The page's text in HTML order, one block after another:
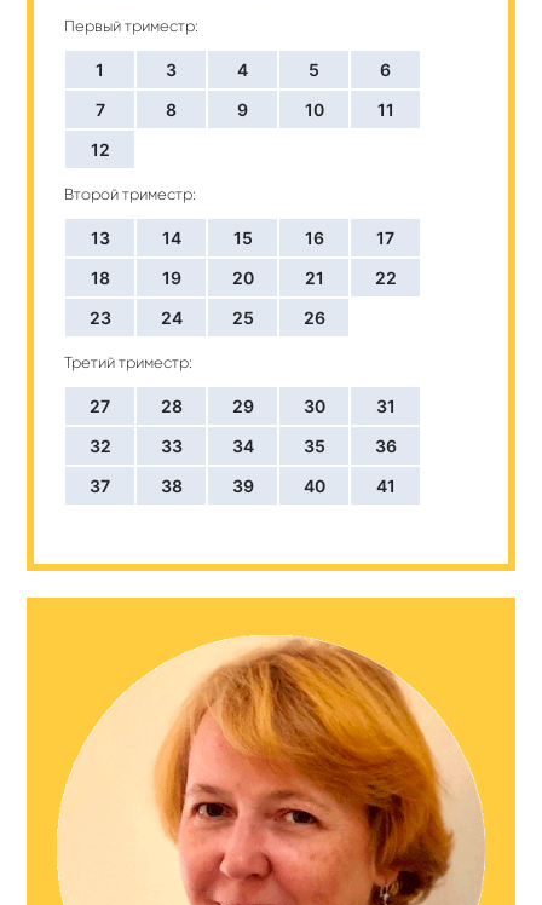
Первый триместр:
1 3 4 5
6
7
8 9 10
11
12
Второй триместр:
13 14 15 16
17
18
19 20 21
22
23
24 25 26
Третий триместр:
27 28 29 30
31
32
33 34 35
36
37
38 39 40 41